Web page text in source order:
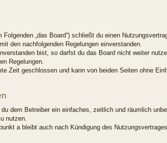
Folgenden „das Board“) schließt du einen
den nachfolgenden Regelungen einverstanden.
bist, so darfst du das Board nicht weiter
Regelungen.
Zeit geschlossen und kann von beiden Seiten ohne
dem Betreiber ein einfaches, zeitlich und räumlich
nutzen.
a bleibt auch nach Kündigung des